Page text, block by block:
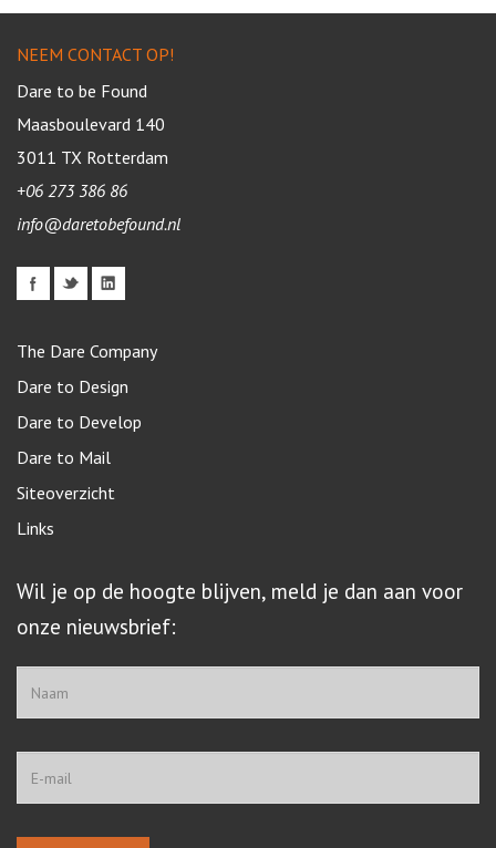
NEEM CONTACT OP!
Dare to be Found
Maasboulevard 140
3011 TX Rotterdam
+06 273 386 86
info@daretobefound.nl
The Dare Company
Dare to Design
Dare to Develop
Dare to Mail
Siteoverzicht
Links
Wil je op de hoogte blijven, meld je dan aan voor
onze nieuwsbrief: